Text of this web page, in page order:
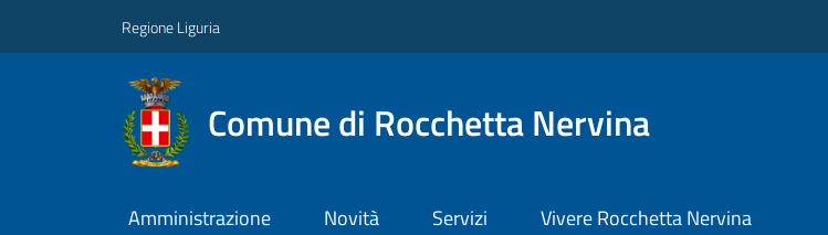
Regione Liguria
Comune di Rocchetta Nervina
Amministrazione Novità Servizi Vivere Rocchetta Nervina